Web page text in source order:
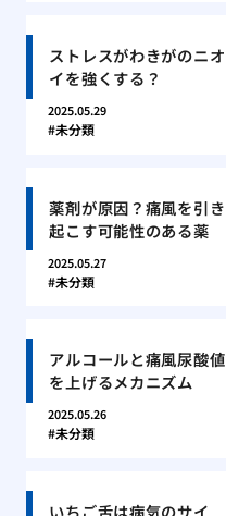
ストレスがわきがのニオ
イを強くする？
2025.05.29
未分類
薬剤が原因？痛風を引き
起こす可能性のある薬
2025.05.27
未分類
アルコールと痛風尿酸値
を上げるメカニズム
2025.05.26
未分類
いちご舌は病気のサイ